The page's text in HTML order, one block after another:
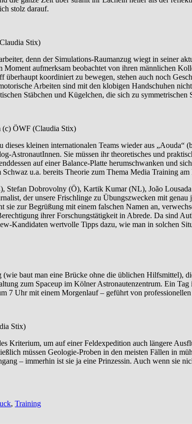
stolz darauf.
Stix)
denn der Simulations-Raumanzug wiegt in seiner
Moment aufmerksam beobachtet von ihren männlichen
überhaupt koordiniert zu bewegen, stehen auch noch
Arbeiten sind mit den klobigen Handschuhen
Stäbchen und Kügelchen, die sich zu symmetrischen
(c) ÖWF (Claudia Stix)
kleinen internationalen Teams wieder aus „Aouda“
AstronautInnen. Sie müssen ihr theoretisches und
auf einer Balance-Platte herumschwanken und
u.a. bereits Theorie zum Thema Media Training am
Stefan Dobrovolny (Ö), Kartik Kumar (NL), João
der unsere Frischlinge zu Übungszwecken mit
zur Begrüßung mit einem falschen Namen an,
ihrer Forschungstätigkeit in Abrede. Da sind
Kandidaten wertvolle Tipps dazu, wie man in solchen
baut man eine Brücke ohne die üblichen Hilfsmittel),
zum Spaceup im Kölner Astronautenzentrum. Ein
7 Uhr mit einem Morgenlauf – geführt von
Stix)
Kriterium, um auf einer Feldexpedition auch längere
müssen Geologie-Proben in den meisten Fällen in
– immerhin ist sie ja eine Prinzessin. Auch wenn sie
, Training